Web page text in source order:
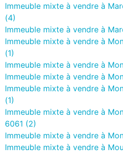
Immeuble mixte à vendre à
(4)
Immeuble mixte à vendre à
Immeuble mixte à vendre à
(1)
Immeuble mixte à vendre à
Immeuble mixte à vendre à
Immeuble mixte à vendre à
(1)
Immeuble mixte à vendre à
6061 (2)
Immeuble mixte à vendre à
Immeuble mixte à vendre à